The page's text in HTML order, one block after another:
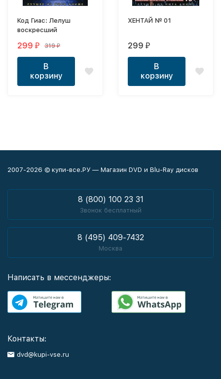
Код Гиас: Лелуш
воскресший
299 ₽ 319₽
В
корзину
ХЕНТАЙ № 01
299 ₽
В
корзину
2007-2026 © купи-все.РУ — Магазин DVD и Blu-Ray дисков
8 (800) 100 23 31
Звонок бесплатный
8 (495) 409-7432
Москва
Написать в мессенджеры:
Контакты:
dvd@kupi-vse.ru